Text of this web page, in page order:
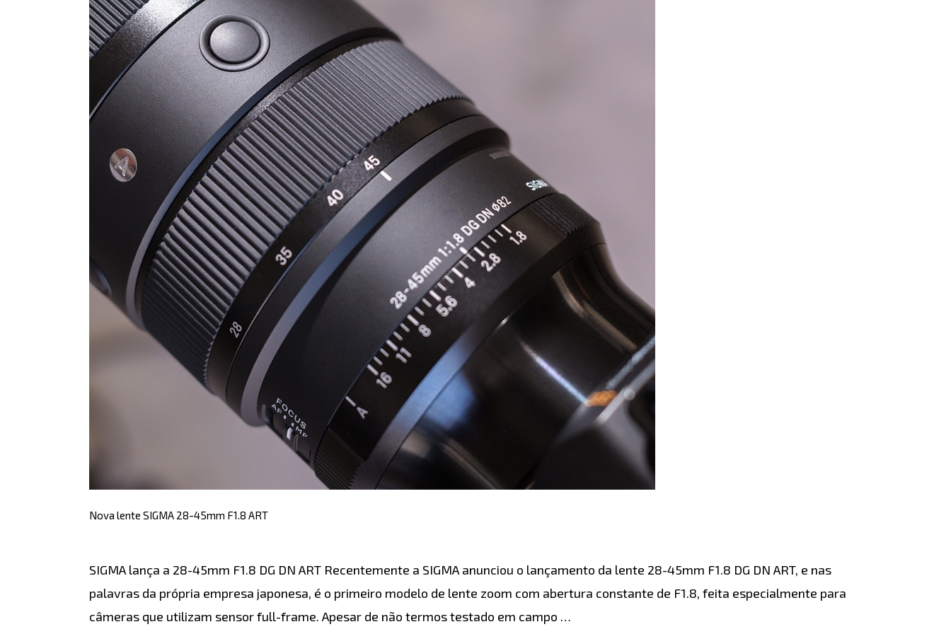
Nova lente SIGMA 28-45mm F1.8 ART
SIGMA lança a 28-45mm F1.8 DG DN ART Recentemente a SIGMA anunciou o lançamento da lente 28-45mm F1.8 DG DN ART, e nas
palavras da própria empresa japonesa, é o primeiro modelo de lente zoom com abertura constante de F1.8, feita especialmente para
câmeras que utilizam sensor full-frame. Apesar de não termos testado em campo …
28-
45mm
F1.8